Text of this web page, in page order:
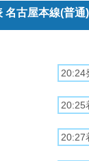
名古屋本線(普
20:24
20:25
20:27